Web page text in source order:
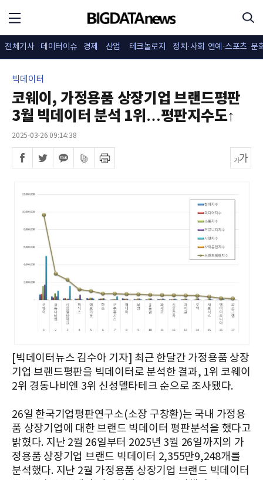
전체기사 데이터이슈 경제 산업 테크놀로지 정치·사회 연예·스포츠 문
빅데이터
코웨이, 가정용품 상장기업 브랜드평판
3월 빅데이터 분석 1위…평판지수도↑
2025-03-26 09:14:38
[빅데이터뉴스 김수아 기자] 최근 한달간 가정용품 상장
기업 브랜드평판을 빅데이터로 분석한 결과, 1위 코웨이
2위 경동나비엔 3위 신성델타테크 순으로 조사됐다.
26일 한국기업평판연구소(소장 구창환)는 국내 가정용
품 상장기업에 대한 브랜드 빅데이터 평판분석을 했다고
밝혔다. 지난 2월 26일부터 2025년 3월 26일까지의 가
정용품 상장기업 브랜드 빅데이터 2,355만9,248개를
분석했다. 지난 2월 가정용품 상장기업 브랜드 빅데이터